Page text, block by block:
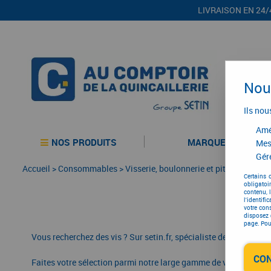
LIVRAISON EN 24/
NOS PRODUITS MARQUES
Accueil >Consommables >Visserie, boulonnerie et pitonnerie
Vous recherchez des vis ? Sur setin.fr, spécialiste de la vente
Faites votre sélection parmi notre large gamme de visserie :
Ils
Certains
contenu,
votre
disposez
page.